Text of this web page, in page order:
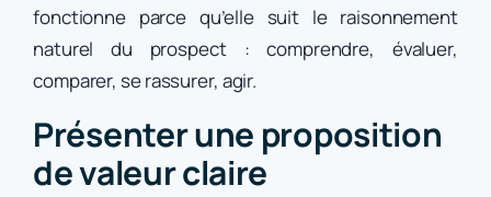
fonctionne parce qu’elle suit le raisonnement
naturel du prospect : comprendre, évaluer,
comparer, se rassurer, agir.
Présenter une proposition
de valeur claire